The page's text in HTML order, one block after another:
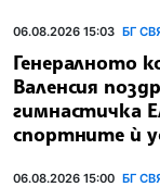
06.08.2026 15:03 БГ
Генералното
Валенсия
гимнастичка
спортните ѝ
06.08.2026 15:00 БГ